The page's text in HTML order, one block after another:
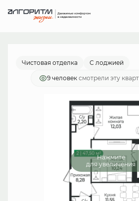
2-комнатная
от 27 087 руб./мес.
Чистовая отделка С лоджией
9 человек смотрели эту
Нажмите
для увеличения